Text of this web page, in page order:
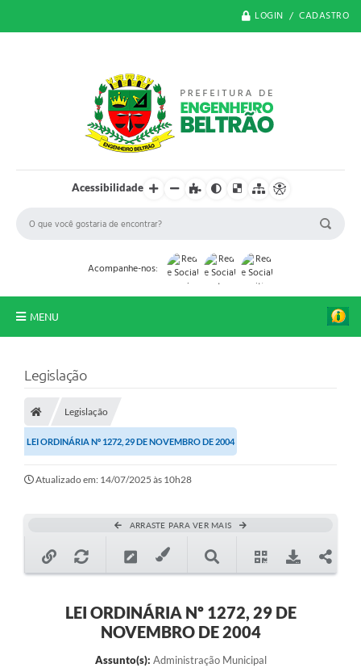
LOGIN / CADASTRO
Acessibilidade
Acompanhe-nos:
MENU
Transparência
Legislação
Editais
Covid-19 / Vacinação
Secretarias
A Prefeitura
Legislação
Legislação
LEI ORDINÁRIA Nº 1272, 29 DE NOVEMBRO DE 2004
Atualizado em: 14/07/2025 às 10h28
ARRASTE PARA VER MAIS
LEI ORDINÁRIA Nº 1272, 29 DE
NOVEMBRO DE 2004
Assunto(s): Administração Municipal